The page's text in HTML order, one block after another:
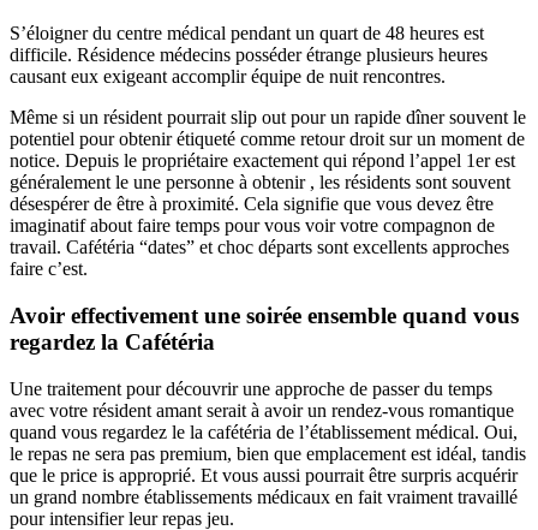
S’éloigner du centre médical pendant un quart de 48 heures est
difficile. Résidence médecins posséder étrange plusieurs heures
causant eux exigeant accomplir équipe de nuit rencontres.
Même si un résident pourrait slip out pour un rapide dîner souvent le
potentiel pour obtenir étiqueté comme retour droit sur un moment de
notice. Depuis le propriétaire exactement qui répond l’appel 1er est
généralement le une personne à obtenir , les résidents sont souvent
désespérer de être à proximité. Cela signifie que vous devez être
imaginatif about faire temps pour vous voir votre compagnon de
travail. Cafétéria “dates” et choc départs sont excellents approches
faire c’est.
Avoir effectivement une soirée ensemble quand vous
regardez la Cafétéria
Une traitement pour découvrir une approche de passer du temps
avec votre résident amant serait à avoir un rendez-vous romantique
quand vous regardez le la cafétéria de l’établissement médical. Oui,
le repas ne sera pas premium, bien que emplacement est idéal, tandis
que le price is approprié. Et vous aussi pourrait être surpris acquérir
un grand nombre établissements médicaux en fait vraiment travaillé
pour intensifier leur repas jeu.